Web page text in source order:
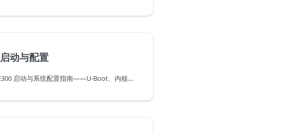
启动与配置
MTT E300 启动与系统配置指南——U-Boot、内核、ACPI 和安全启动配置